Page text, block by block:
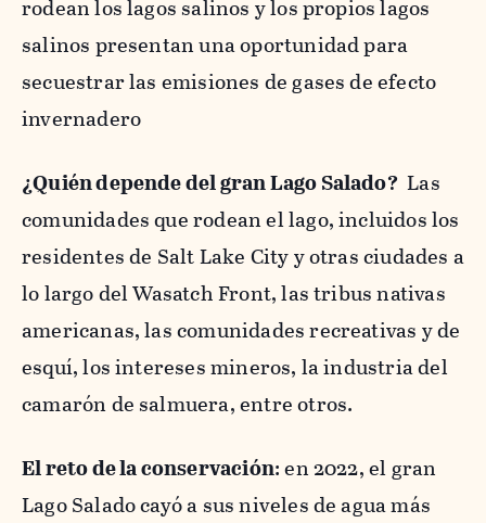
rodean los lagos salinos y los propios lagos
salinos presentan una oportunidad para
secuestrar las emisiones de gases de efecto
invernadero
¿Quién depende del gran Lago Salado? Las
comunidades que rodean el lago, incluidos los
residentes de Salt Lake City y otras ciudades a
lo largo del Wasatch Front, las tribus nativas
americanas, las comunidades recreativas y de
esquí, los intereses mineros, la industria del
camarón de salmuera, entre otros.
El reto de la conservación: en 2022, el gran
Lago Salado cayó a sus niveles de agua más